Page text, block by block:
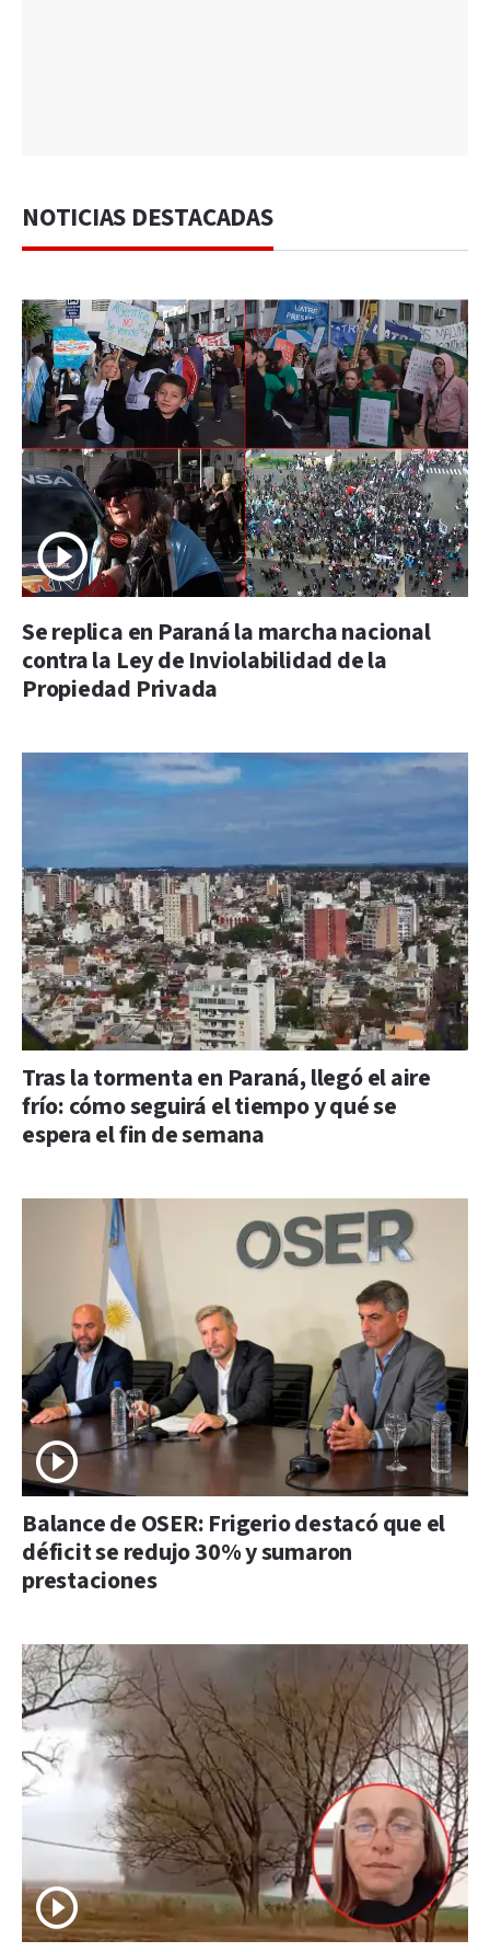
NOTICIAS DESTACADAS
Se replica en Paraná la marcha nacional
contra la Ley de Inviolabilidad de la
Propiedad Privada
Tras la tormenta en Paraná, llegó el aire
frío: cómo seguirá el tiempo y qué se
espera el fin de semana
Balance de OSER: Frigerio destacó que el
déficit se redujo 30% y sumaron
prestaciones